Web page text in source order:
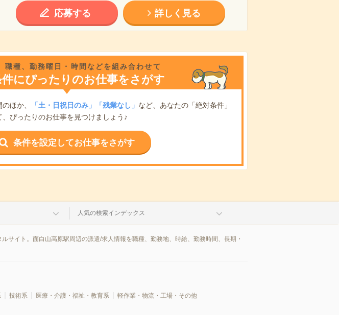
応募する 詳しく見る
職種、勤務曜日・時間などを組み合わせて
件にぴったりのお仕事をさがす
ほか、 「土・日祝日のみ」「残業なし」 など、あなたの「絶対条件」
ぴったりのお仕事を見つけましょう♪
条件を設定してお仕事をさがす
人気の検索インデックス
イト。面白山高原駅周辺の派遣/求人情報を職種、勤務地、時給、勤務時間、長期・
技術系 医療・介護・福祉・教育系 軽作業・物流・工場・その他